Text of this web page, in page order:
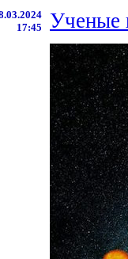
17:45
Ученые